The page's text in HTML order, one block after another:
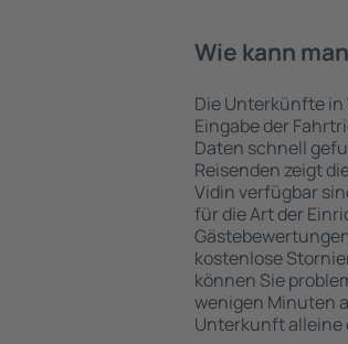
Wie kann
Die Unterkünfte in
Eingabe der
Daten schnell
Reisenden zeigt
Vidin verfügbar
für die Art der
kostenlose
können Sie
wenigen Minuten
Unterkunft alleine